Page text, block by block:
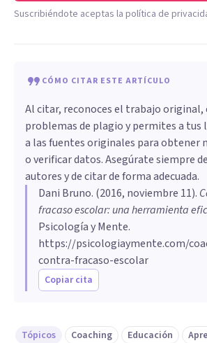
Suscribiéndote aceptas la política de
CÓMO CITAR ESTE ARTÍCULO
Al citar, reconoces el trabajo original,
problemas de plagio y permites a tus
a las fuentes originales para obtener
o verificar datos. Asegúrate siempre
autores y de citar de forma adecuada.
Dani Bruno. (2016, noviembre 11).
fracaso escolar: una herramienta
Psicología y Mente.
https://psicologiaymente.com/
contra-fracaso-escolar
Copiar cita
Tópicos Coaching Educación